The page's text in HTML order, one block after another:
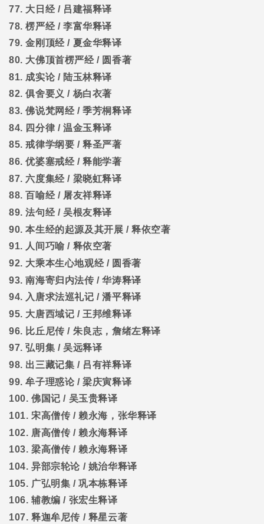
77. 大日经/ 吕建福释译
78.楞严经/李富华释译
79.金刚顶经/ 夏金华释译
80. 大佛顶首楞严经/ 圆香著
81. 成实论/ 陆玉林释译
82.俱舍要义 / 杨白衣著
83.佛说梵网经/季芳桐释译
84. 四分律 /温金玉释译
85.戒律学纲要 /释圣严著
86.优婆塞戒经/释能学著
87. 六度集经/ 梁晓虹释译
88.百喻经/ 屠友祥释译
89.法句经/吴根友释译
90.本生经的起源及其开展 /释依空著
91. 人间巧喻 / 释依空著
92. 大乘本生心地观经/ 圆香著
93.南海寄归内法传 /华涛释译
94. 入唐求法巡礼记 /潘平释译
95. 大唐西域记 / 王邦维释译
96. 比丘尼传 / 朱良志，詹绪左释译
97.弘明集 /吴远释译
98. 出三藏记集 / 吕有祥释译
99.牟子理惑论/梁庆寅释译
100. 佛国记 / 吴玉贵释译
101. 宋高僧传 / 赖永海，张华释译
102. 唐高僧传 / 赖永海释译
103. 梁高僧传 / 赖永海释译
104. 异部宗轮论 / 姚治华释译
105. 广弘明集 /巩本栋释译
106. 辅教编 / 张宏生释译
107. 释迦牟尼传 / 释星云著